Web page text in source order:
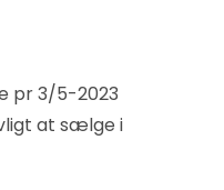
pr 3/5-2023
at sælge i